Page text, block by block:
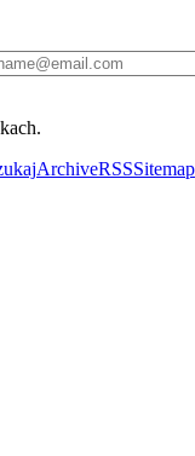
ArchiveRSSSitemap